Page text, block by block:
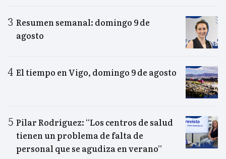
Resumen semanal: domingo 9 de
agosto
El tiempo en Vigo, domingo 9 de agosto
Pilar Rodríguez: “Los centros de salud
tienen un problema de falta de
personal que se agudiza en verano”